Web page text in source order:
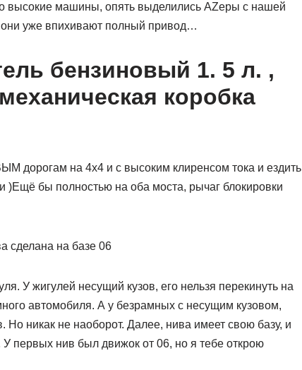
высокие машины, опять выделились AZеры с нашей
уже впихивают полный привод…
бензиновый 1. 5 л. ,
коробка
дорогам на 4х4 и с высоким клиренсом тока и ездить
)Ещё бы полностью на оба моста, рычаг блокировки
сделана на базе 06
У жигулей несущий кузов, его нельзя перекинуть на
автомобиля. А у безрамных с несущим кузовом,
Но никак не наоборот. Далее, нива имеет свою базу, и
первых нив был движок от 06, но я тебе открою